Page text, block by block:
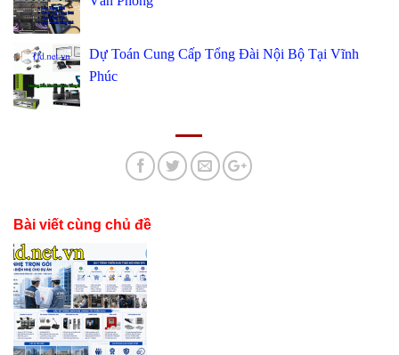
Dự Toán Cung Cấp Tổng Đài Nội Bộ Tại Vĩnh
Phúc
Bài viết cùng chủ đề